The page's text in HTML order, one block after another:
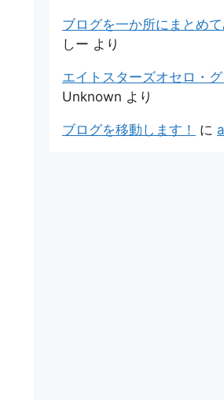
ブログを一か所にまとめ
しー より
エイトスターズオセロ・
Unknown より
ブログを移動します！ に